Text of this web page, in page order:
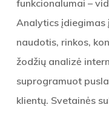
funkcionalumai –
Analytics įdiegimas
naudotis, rinkos,
žodžių analizė
suprogramuot
klientų. Svetainės